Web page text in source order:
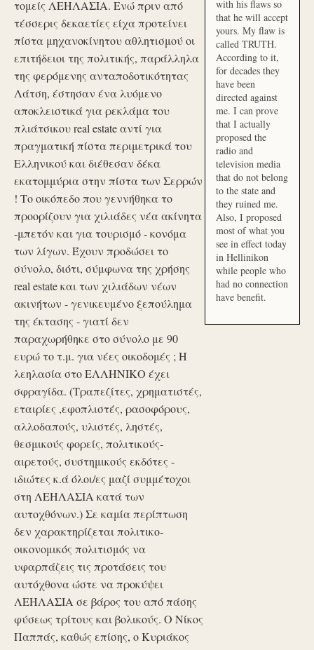
τομείς ΛΕΗΛΑΣΙΑ. Ενώ πριν από
τέσσερις δεκαετίες είχα προτείνει
πίστα μηχανοκίνητου αθλητισμού οι
επιτήδειοι της πολιτικής, παράλληλα
της φερόμενης ανταποδοτικότητας
Λάτση, έστησαν ένα λυόμενο
αποκλειστικά για ρεκλάμα του
πλιάτσικου real estate αντί για
πραγματική πίστα περιμετρικά του
Ελληνικού και διέθεσαν δέκα
εκατομμύρια στην πίστα των Σερρών
! Το οικόπεδο που γεννήθηκα το
προορίζουν για χιλιάδες νέα ακίνητα
-μπετόν και για τουρισμό - κονόμα
των λίγων. Έχουν προδώσει το
σύνολο, διότι, σύμφωνα της χρήσης
real estate και των χιλιάδων νέων
ακινήτων - γενικευμένο ξεπούλημα
της έκτασης - γιατί δεν
παραχωρήθηκε στο σύνολο με 90
ευρώ το τ.μ. για νέες οικοδομές ; Η
λεηλασία στο ΕΛΛΗΝΙΚΟ έχει
σφραγίδα. (Τραπεζίτες, χρηματιστές,
εταιρίες ,εφοπλιστές, ρασοφόρους,
αλλοδαπούς, υλιστές, ληστές,
θεσμικούς φορείς, πολιτικούς-
αιρετούς, συστημικούς εκδότες -
ιδιώτες κ.ά όλοι/ες μαζί συμμέτοχοι
στη ΛΕΗΛΑΣΙΑ κατά των
αυτοχθόνων.) Σε καμία περίπτωση
δεν χαρακτηρίζεται πολιτικο-
οικονομικός πολιτισμός να
υφαρπάζεις τις προτάσεις του
αυτόχθονα ώστε να προκύψει
ΛΕΗΛΑΣΙΑ σε βάρος του από πάσης
φύσεως τρίτους και βολικούς. Ο Νίκος
Παππάς, καθώς επίσης, ο Κυριάκος
with his flaws so
that he will accept
yours. My flaw is
called TRUTH.
According to it,
for decades they
have been
directed against
me. I can prove
that I actually
proposed the
radio and
television media
that do not belong
to the state and
they ruined me.
Also, I proposed
most of what you
see in effect today
in Hellinikon
while people who
had no connection
have benefit.